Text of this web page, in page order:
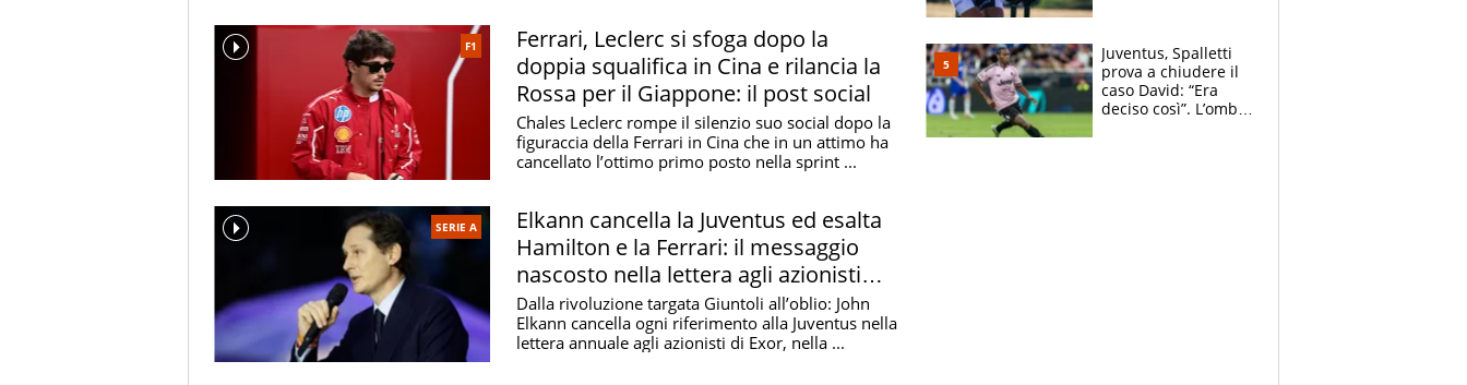
F1
Ferrari, Leclerc si sfoga dopo la
doppia squalifica in Cina e rilancia la
Rossa per il Giappone: il post social
Chales Leclerc rompe il silenzio suo social dopo la
figuraccia della Ferrari in Cina che in un attimo ha
cancellato l’ottimo primo posto nella sprint ...
SERIE A
Elkann cancella la Juventus ed esalta
Hamilton e la Ferrari: il messaggio
nascosto nella lettera agli azionisti
Exor
Dalla rivoluzione targata Giuntoli all’oblio: John
Elkann cancella ogni riferimento alla Juventus nella
lettera annuale agli azionisti di Exor, nella ...
atlete
Juventus, Spalletti
prova a chiudere il
caso David: “Era
deciso così”. L’ombra